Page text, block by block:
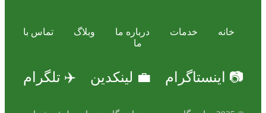
خانه خدمات درباره ما وبلاگ
تماس با
ما
📷 اینستاگرام 💼 لینکدین ✈️ تلگرام